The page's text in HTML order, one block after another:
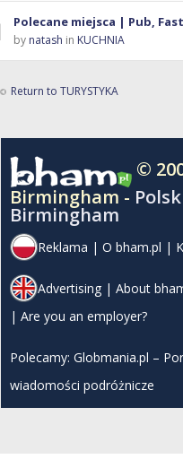
Polecane miejsca | Pub,
by natash in KUCHNIA
Return to TURYSTYKA
©
Birmingham -
Birmingham
Reklama | O bham.pl |
Advertising | About
| Are you an employer?
Polecamy: Globmania.pl –
wiadomości podróżnicze